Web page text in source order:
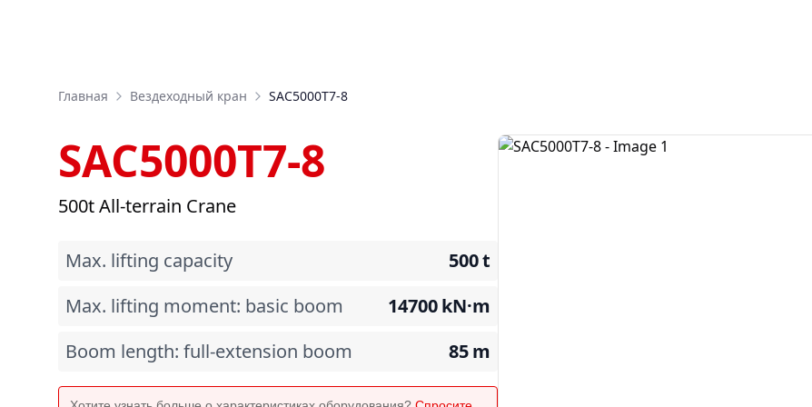
Главная Вездеходный кран SAC5000T7-8
SAC5000T7-8
500t All-terrain Crane
Max. lifting capacity 500t
Max. lifting moment: basic boom
14700kN·m
Boom length: full-extension boom
85m